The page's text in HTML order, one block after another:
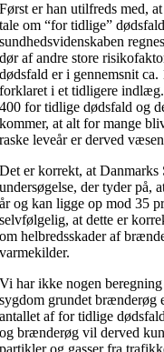
Først er han utilfreds med,
tale om “for tidlige”
sundhedsvidenskaben
dør af andre store
dødsfald er i gennemsnit
forklaret i et tidligere
400 for tidlige dødsfald og
kommer, at alt for mange
raske leveår er derved
Det er korrekt, at
undersøgelse, der tyder på,
år og kan ligge op mod 35
selvfølgelig, at dette er
om helbredsskader af
varmekilder.
Vi har ikke nogen
sygdom grundet brænderøg
antallet af for tidlige
og brænderøg vil derved
partikler og gasser fra